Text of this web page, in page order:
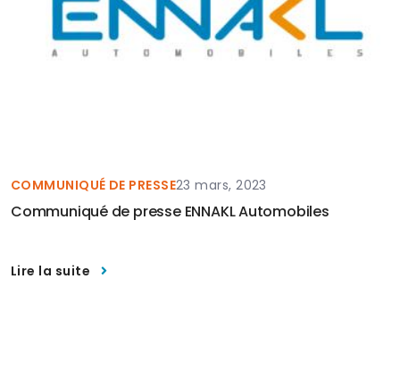
COMMUNIQUÉ DE PRESSE23 mars, 2023
Communiqué de presse ENNAKL Automobiles
Lire la suite